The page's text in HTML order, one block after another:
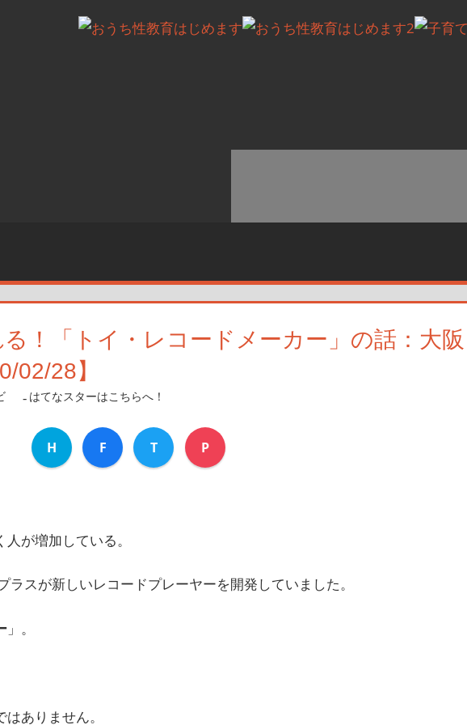
！「トイ・レコードメーカー」の話：大阪
02/28】
はてなスターはこちらへ！
H F T P
が増加している。
スが新しいレコードプレーヤーを開発していました。
」。
ありません。